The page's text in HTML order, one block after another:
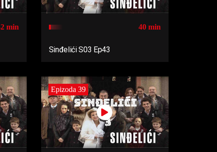
min 40 min
Sinđelići S03 Ep43
Epizoda 39